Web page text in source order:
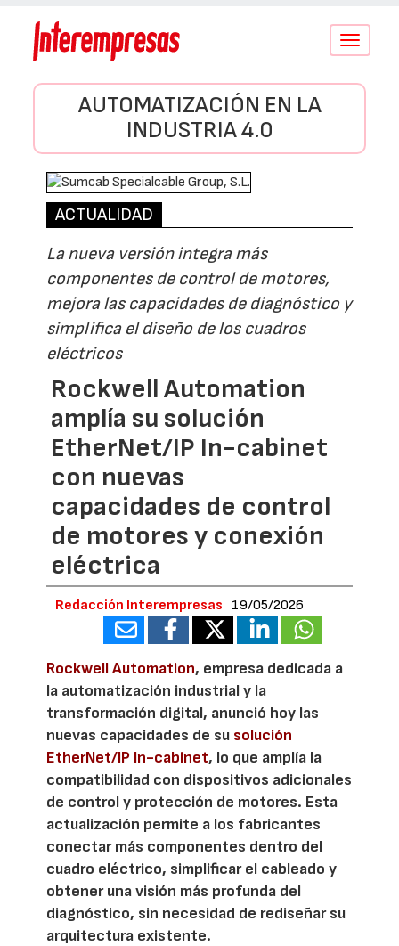
Conmutar
AUTOMATIZACIÓN EN LA
INDUSTRIA 4.0
ACTUALIDAD
La nueva versión integra más
componentes de control de motores,
mejora las capacidades de diagnóstico y
simplifica el diseño de los cuadros
eléctricos
Rockwell Automation
amplía su solución
EtherNet/IP In-cabinet
con nuevas
capacidades de control
de motores y conexión
eléctrica
Redacción Interempresas 19/05/2026
Rockwell Automation, empresa dedicada a
la automatización industrial y la
transformación digital, anunció hoy las
nuevas capacidades de su solución
EtherNet/IP In-cabinet, lo que amplía la
compatibilidad con dispositivos adicionales
de control y protección de motores. Esta
actualización permite a los fabricantes
conectar más componentes dentro del
cuadro eléctrico, simplificar el cableado y
obtener una visión más profunda del
diagnóstico, sin necesidad de rediseñar su
arquitectura existente.